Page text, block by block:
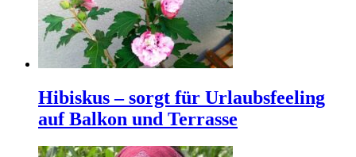
Hibiskus – sorgt für Urlaubsfeeling
auf Balkon und Terrasse